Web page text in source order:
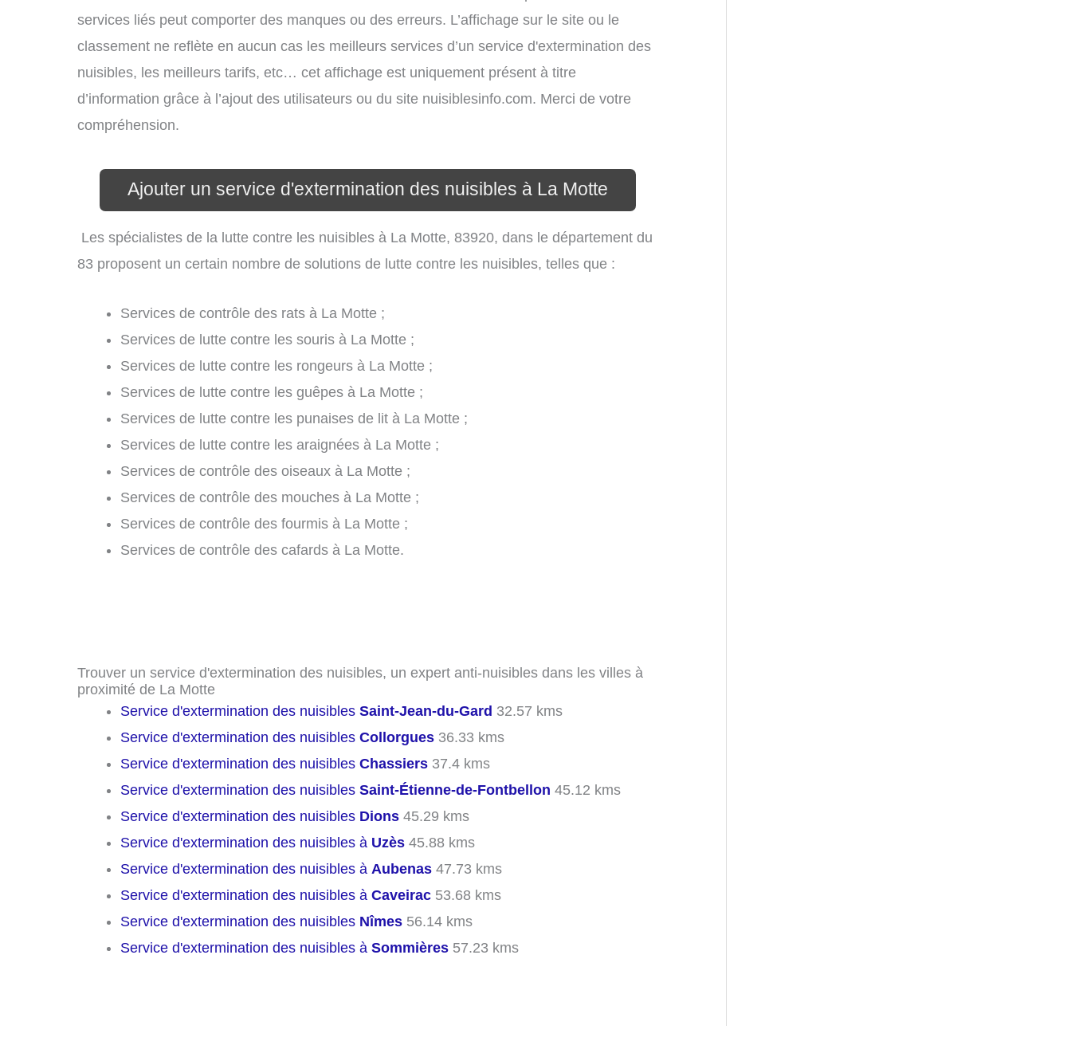
services liés peut comporter des manques ou des erreurs. L’affichage sur le site ou le
classement ne reflète en aucun cas les meilleurs services d’un service d'extermination des
nuisibles, les meilleurs tarifs, etc… cet affichage est uniquement présent à titre
d’information grâce à l’ajout des utilisateurs ou du site nuisiblesinfo.com. Merci de votre
compréhension.
Ajouter un service d'extermination des nuisibles à La Motte
Les spécialistes de la lutte contre les nuisibles à La Motte, 83920, dans le département du
83 proposent un certain nombre de solutions de lutte contre les nuisibles, telles que :
Services de contrôle des rats à La Motte ;
Services de lutte contre les souris à La Motte ;
Services de lutte contre les rongeurs à La Motte ;
Services de lutte contre les guêpes à La Motte ;
Services de lutte contre les punaises de lit à La Motte ;
Services de lutte contre les araignées à La Motte ;
Services de contrôle des oiseaux à La Motte ;
Services de contrôle des mouches à La Motte ;
Services de contrôle des fourmis à La Motte ;
Services de contrôle des cafards à La Motte.
Trouver un service d'extermination des nuisibles, un expert anti-nuisibles dans les villes à
proximité de La Motte
Service d'extermination des nuisibles Saint-Jean-du-Gard 32.57 kms
Service d'extermination des nuisibles Collorgues 36.33 kms
Service d'extermination des nuisibles Chassiers 37.4 kms
Service d'extermination des nuisibles Saint-Étienne-de-Fontbellon 45.12 kms
Service d'extermination des nuisibles Dions 45.29 kms
Service d'extermination des nuisibles à Uzès 45.88 kms
Service d'extermination des nuisibles à Aubenas 47.73 kms
Service d'extermination des nuisibles à Caveirac 53.68 kms
Service d'extermination des nuisibles Nîmes 56.14 kms
Service d'extermination des nuisibles à Sommières 57.23 kms